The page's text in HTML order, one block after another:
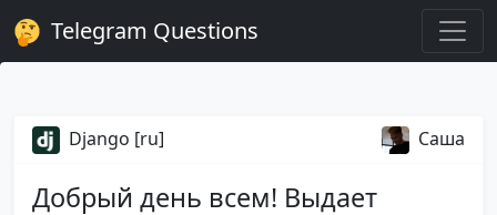
Telegram Questions
Django [ru] Саша
Добрый день всем! Выдает